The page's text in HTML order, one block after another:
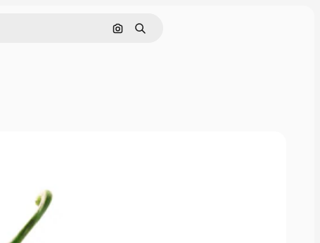
Поиск по изображению
Поиск